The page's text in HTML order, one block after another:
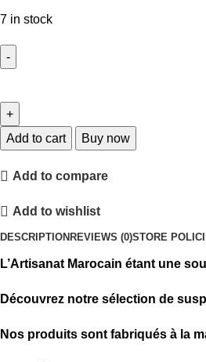
7 in stock
Add to cart Buy now
Add to compare
Add to wishlist
DESCRIPTION REVIEWS (0)STORE
L’Artisanat Marocain étant une
Découvrez notre sélection de
Nos produits sont fabriqués à la